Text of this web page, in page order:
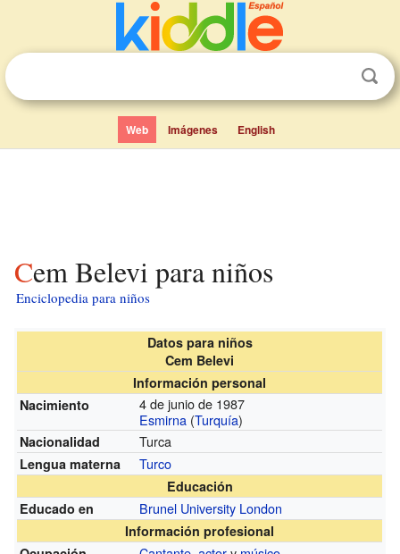
Web Imágenes English
Cem Belevi para niños
Enciclopedia para niños
Datos para niños
Cem Belevi
Información personal
Nacimiento
4 de junio de 1987
Esmirna (Turquía)
Nacionalidad Turca
Lengua materna Turco
Educación
Educado en
Brunel University London
Información profesional